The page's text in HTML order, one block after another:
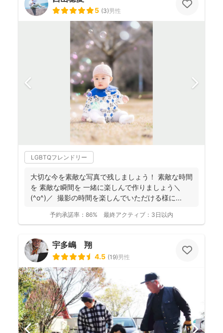
5 (3)男性
LGBTQフレンドリー
大切な今を素敵な写真で残しましょう！ 素敵な時間
を 素敵な瞬間を 一緒に楽しんで作りましょう＼
(^o^)／ 撮影の時間を楽しんでいただける様に...
予約承諾率： 86% 最終アクティブ： 3日以内
宇多嶋 翔
4.5 (19)男性